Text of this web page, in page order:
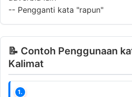
-- Pengganti kata "rapun"
📝 Contoh Penggunaan
Kalimat
1.